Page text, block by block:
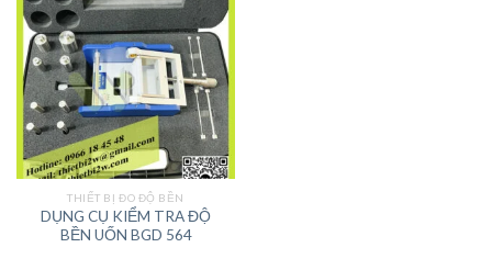
THIẾT BỊ ĐO ĐỘ BỀN
DỤNG CỤ KIỂM TRA ĐỘ
BỀN UỐN BGD 564